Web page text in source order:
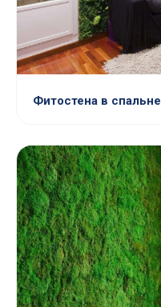
Фитостена в спальне